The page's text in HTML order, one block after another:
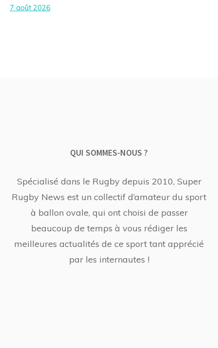
7 août 2026
QUI SOMMES-NOUS ?
Spécialisé dans le Rugby depuis 2010, Super
Rugby News est un collectif d’amateur du sport
à ballon ovale, qui ont choisi de passer
beaucoup de temps à vous rédiger les
meilleures actualités de ce sport tant apprécié
par les internautes !